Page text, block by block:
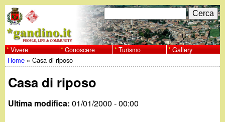
al
contenuto
principale
w
w
w
F
o
r
d
C
e
r
c
Vivere Conoscere Turismo Gallery
Tu
sei
qui
Home »Casa di riposo
Casa di riposo
Ultima modifica:01/01/2000 - 00:00